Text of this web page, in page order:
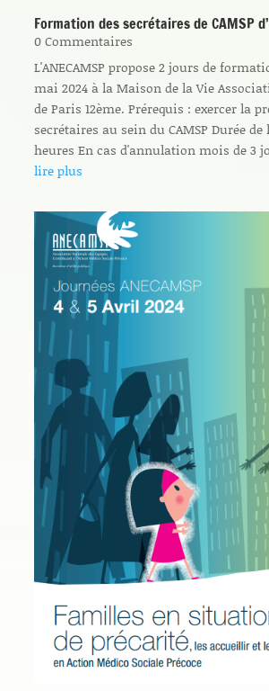
Formation des secrétaires de CAMSP
0 Commentaires
L'ANECAMSP propose 2 jours de
mai 2024 à la Maison de la Vie
de Paris 12ème. Prérequis : exercer la
secrétaires au sein du CAMSP Durée
heures En cas d'annulation mois de 3
lire plus